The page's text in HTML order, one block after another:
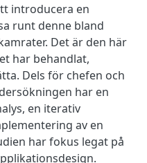
introducera en
runt denne bland
Det är den här
har behandlat,
Dels för chefen och
har en
en iterativ
av en
har fokus legat på